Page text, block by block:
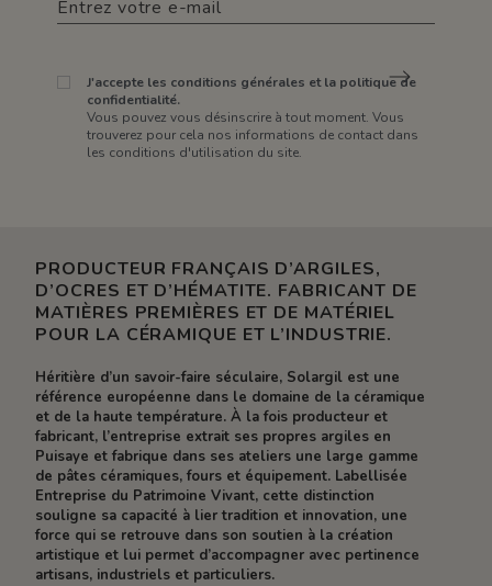
J'accepte les conditions générales et la politique de
confidentialité.
Vous pouvez vous désinscrire à tout moment. Vous
trouverez pour cela nos informations de contact dans
les conditions d'utilisation du site.
PRODUCTEUR FRANÇAIS D’ARGILES,
D’OCRES ET D’HÉMATITE. FABRICANT DE
MATIÈRES PREMIÈRES ET DE MATÉRIEL
POUR LA CÉRAMIQUE ET L’INDUSTRIE.
Héritière d’un savoir-faire séculaire, Solargil est une
référence européenne dans le domaine de la céramique
et de la haute température. À la fois producteur et
fabricant, l’entreprise extrait ses propres argiles en
Puisaye et fabrique dans ses ateliers une large gamme
de pâtes céramiques, fours et équipement. Labellisée
Entreprise du Patrimoine Vivant, cette distinction
souligne sa capacité à lier tradition et innovation, une
force qui se retrouve dans son soutien à la création
artistique et lui permet d’accompagner avec pertinence
artisans, industriels et particuliers.